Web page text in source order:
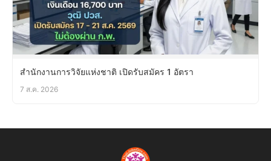
สำนักงานการวิจัยแห่งชาติ เปิดรับสมัคร 1 อัตรา
7 ส.ค. 2026